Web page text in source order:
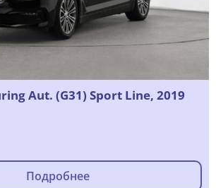
Aut. (G31) Sport Line, 2019
Подробнее